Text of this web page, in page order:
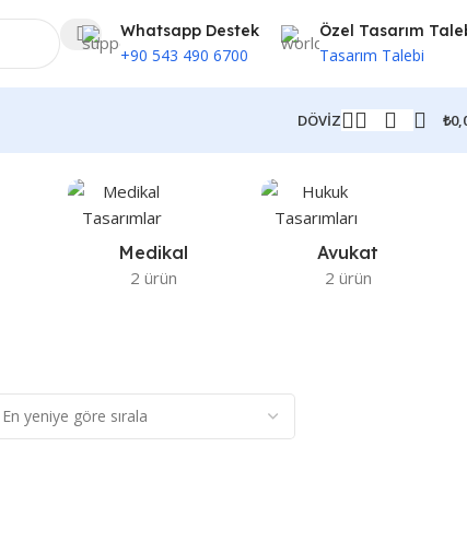
Whatsapp Destek
+90 543 490 6700
Özel Tasarım
Tasarım Talebi
DÖVİZ ₺
Medikal
2 ürün
Avukat
2 ürün